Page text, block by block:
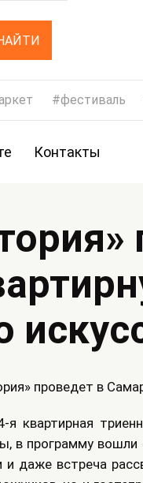
фестиваль
Контакты
проведет в
квартирная
в программу
и даже встреча